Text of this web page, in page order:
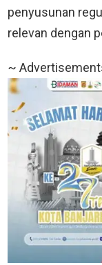
penyusunan
relevan dengan
~